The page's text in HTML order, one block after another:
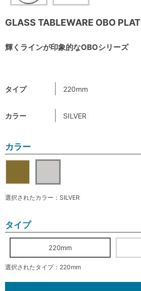
GLASS TABLEWARE OBO
輝くラインが印象的なOBOシリーズ
タイプ 220mm
カラー SILVER
カラー
選択されたカラー：SILVER
タイプ
220mm
選択されたタイプ：220mm